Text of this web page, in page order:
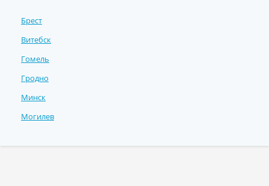
Брест
Витебск
Гомель
Гродно
Минск
Могилев